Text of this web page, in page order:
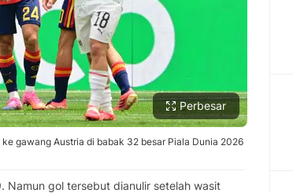
Perbesar
gawang Austria di babak 32 besar Piala Dunia 2026
gol tersebut dianulir setelah wasit